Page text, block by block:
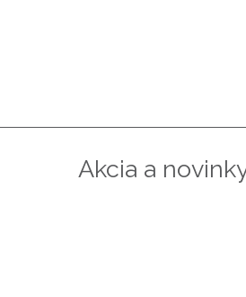
Akcia a